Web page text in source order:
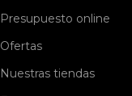
Presupuesto online
Ofertas
Nuestras tiendas